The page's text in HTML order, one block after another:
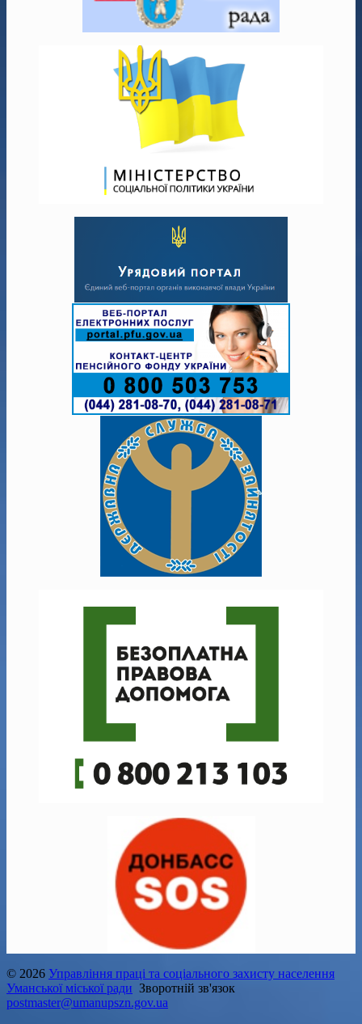
© 2026 Управління праці та соціального захисту населення
Уманської міської ради Зворотній зв'язок
postmaster@umanupszn.gov.ua